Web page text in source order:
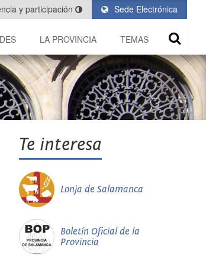
Sede Electrónica
y participación
LA PROVINCIA TEMAS
Te interesa
Lonja de Salamanca
Boletín Oficial de la
Provincia